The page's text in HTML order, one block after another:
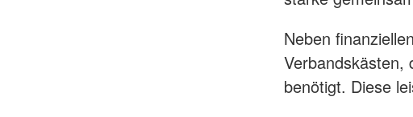
Neben
Verbandskästen,
benötigt. Diese